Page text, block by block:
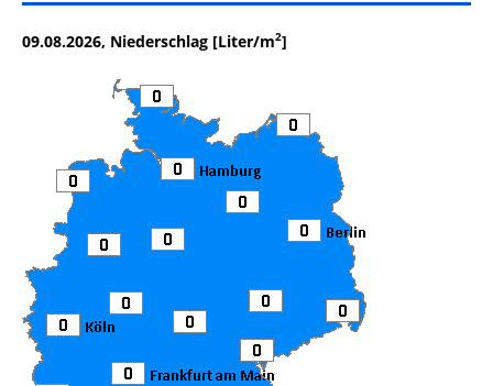
09.08.2026, Niederschlag [Liter/m2]